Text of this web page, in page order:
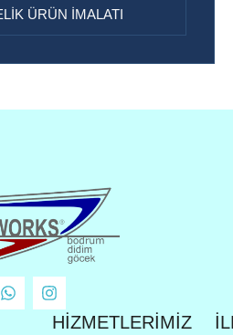
ÜRÜN IMALATI
HIZMETLERİMİZ